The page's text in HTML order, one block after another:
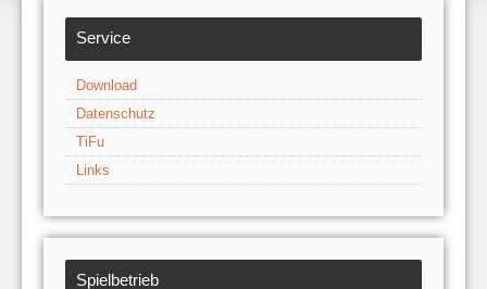
Service
Download
Datenschutz
TiFu
Links
Spielbetrieb